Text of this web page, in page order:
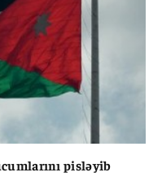
pisləyib